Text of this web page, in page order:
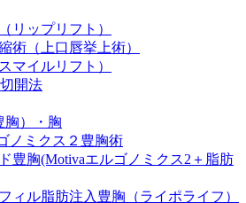
リップリフト）
術（上口唇挙上術）
マイルリフト）
開法
胸）・胸
ノミクス２豊胸術
豊胸(Motivaエルゴノミクス2＋脂肪
ィル脂肪注入豊胸（ライポライフ）